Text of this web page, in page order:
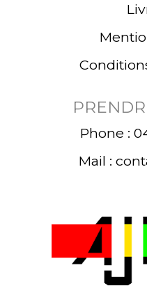
Phone :
Mail :